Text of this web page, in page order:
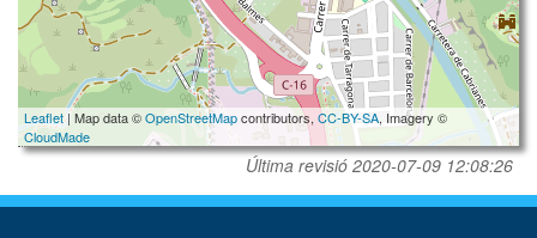
Leaflet | Map data ©OpenStreetMapcontributors, CC-BY-SA, Imagery ©
CloudMade
Última revisió 2020-07-09 12:08:26